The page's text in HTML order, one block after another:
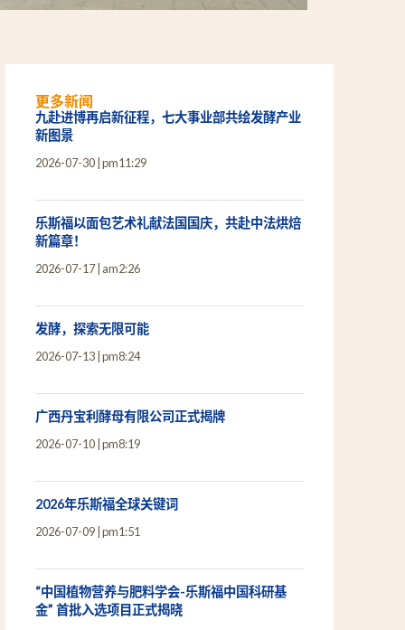
更多新闻
九赴进博再启新征程，七大事业部共绘发酵产业
新图景
2026-07-30 pm11:29
乐斯福以面包艺术礼献法国国庆，共赴中法烘焙
新篇章！
2026-07-17 am2:26
发酵，探索无限可能
2026-07-13 pm8:24
广西丹宝利酵母有限公司正式揭牌
2026-07-10 pm8:19
2026年乐斯福全球关键词
2026-07-09 pm1:51
“中国植物营养与肥料学会-乐斯福中国科研基
金” 首批入选项目正式揭晓